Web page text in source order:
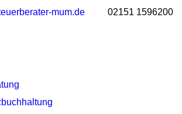
mum.de 02151 1596200